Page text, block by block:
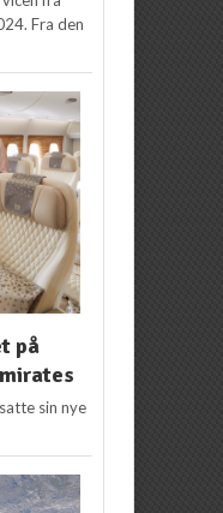
Fra den
på
sin nye